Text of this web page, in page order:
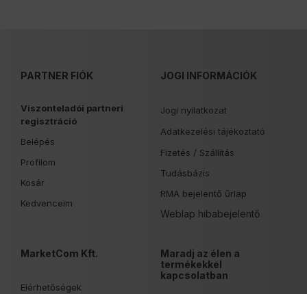
PARTNER FIÓK
Viszonteladói partneri
regisztráció
Belépés
Profilom
Kosár
Kedvenceim
JOGI INFORMÁCIÓK
Jogi nyilatkozat
Adatkezelési tájékoztató
Fizetés / Szállítás
Tudásbázis
RMA bejelentő űrlap
Weblap hibabejelentő
MarketCom Kft.
Elérhetőségek
Maradj az élen a
termékekkel
kapcsolatban